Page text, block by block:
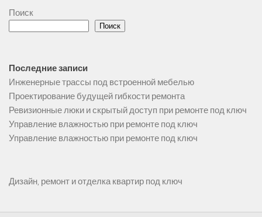
Поиск
Поиск
Последние записи
Инженерные трассы под встроенной мебелью
Проектирование будущей гибкости ремонта
Ревизионные люки и скрытый доступ при ремонте под ключ
Управление влажностью при ремонте под ключ
Управление влажностью при ремонте под ключ
Дизайн, ремонт и отделка квартир под ключ